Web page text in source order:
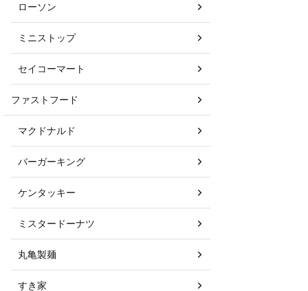
ローソン
ミニストップ
セイコーマート
ファストフード
マクドナルド
バーガーキング
ケンタッキー
ミスタードーナツ
丸亀製麺
すき家